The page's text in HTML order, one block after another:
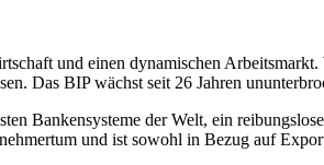
und einen dynamischen
Das BIP wächst seit 26 Jahren
Bankensysteme der Welt, ein
und ist sowohl in Bezug auf